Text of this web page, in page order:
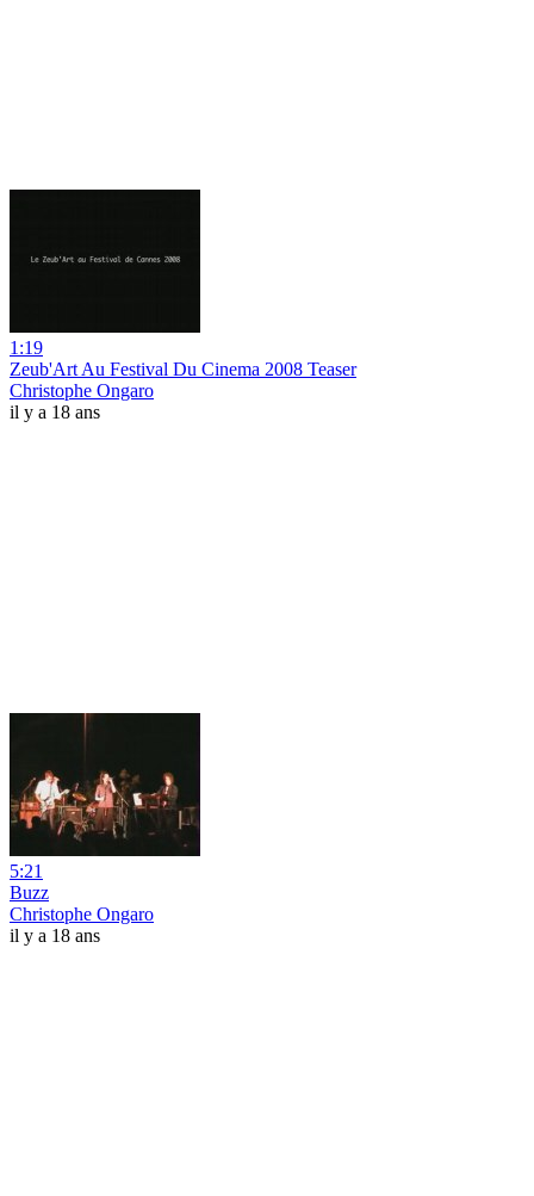
1:19
Zeub'Art Au Festival Du Cinema 2008 Teaser
Christophe Ongaro
il y a 18 ans
5:21
Buzz
Christophe Ongaro
il y a 18 ans